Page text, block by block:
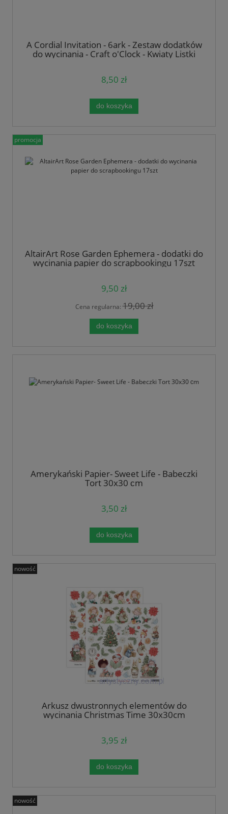
A Cordial Invitation - 6ark - Zestaw dodatków
do wycinania - Craft o'Clock - Kwiaty Listki
8,50 zł
do koszyka
AltairArt Rose Garden Ephemera - dodatki do
wycinania papier do scrapbookingu 17szt
9,50 zł
Cena regularna:19,00 zł
do koszyka
promocja
Amerykański Papier- Sweet Life - Babeczki
Tort 30x30 сm
3,50 zł
do koszyka
Arkusz dwustronnych elementów do
wycinania Christmas Time 30x30cm
3,95 zł
do koszyka
nowość
nowość